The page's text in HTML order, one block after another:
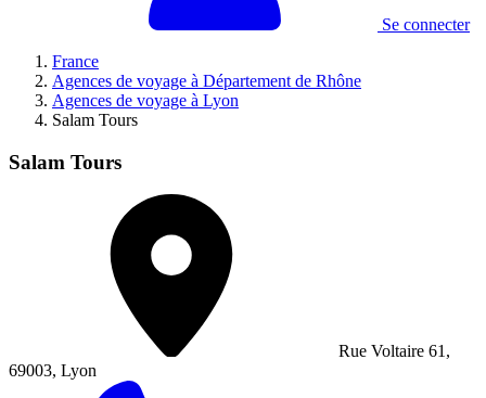
Se connecter
France
Agences de voyage à Département de Rhône
Agences de voyage à Lyon
Salam Tours
Salam Tours
Rue Voltaire 61,
69003, Lyon